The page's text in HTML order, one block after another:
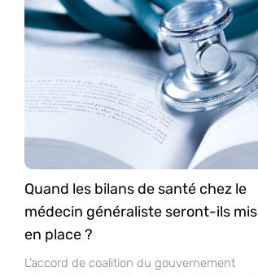
Quand les bilans de santé chez le
médecin généraliste seront-ils mis
en place ?
L’accord de coalition du gouvernement